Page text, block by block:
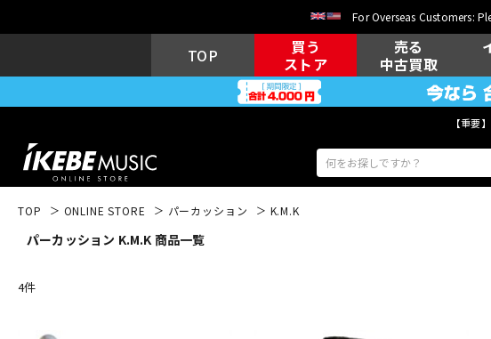
For Overseas Customers:
TOP
買う
ストア
売る
中古買取
【重要
エレキギター
TOP ONLINE STORE パーカッション K.M.K
パーカッション K.M.K 商品一覧
4件